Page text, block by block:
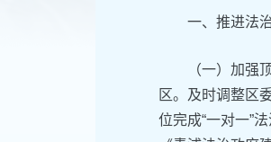
一、推进法
（一）‌加强
区。及时调整区
位完成“一对一”